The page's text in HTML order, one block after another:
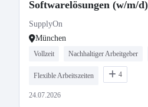
Softwarelösungen (w/m/d)
SupplyOn
München
Vollzeit Nachhaltiger Arbeitgeber
Flexible Arbeitszeiten 4
24.07.2026